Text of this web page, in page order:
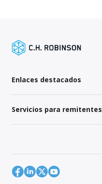
Enlaces destacados
Servicios para remitentes